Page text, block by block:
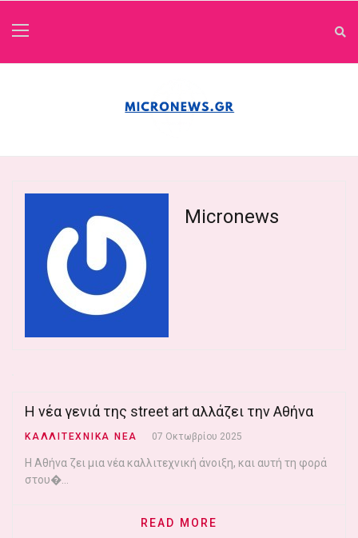
Micronews
Η νέα γενιά της street art αλλάζει την Αθήνα
ΚΑΛΛΙΤΕΧΝΙΚΑ ΝΕΑ 07 Οκτωβρίου 2025
Η Αθήνα ζει μια νέα καλλιτεχνική άνοιξη, και αυτή τη φορά
στου�...
READ MORE